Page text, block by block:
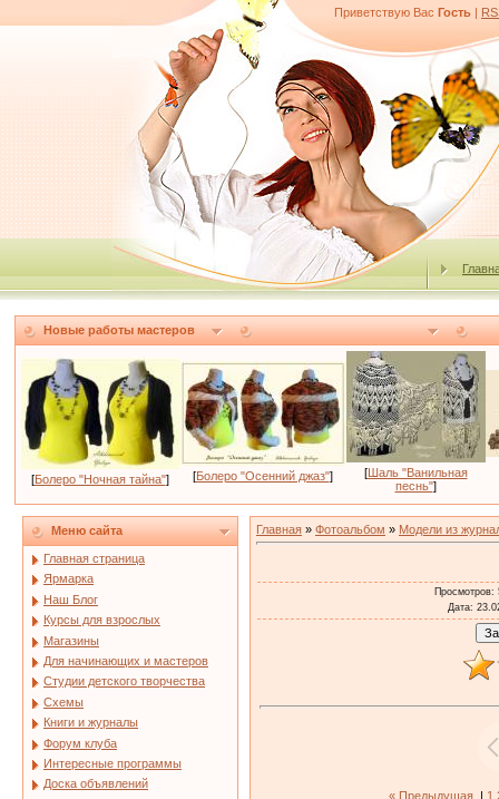
Приветствую Вас Гость |
Новые работы мастеров
[Болеро "Ночная тайна"] [Болеро "Осенний джаз"] [Шаль "Ванильная
песнь"]
Меню сайта
Главная страница
Ярмарка
Наш Блог
Курсы для взрослых
Магазины
Для начинающих и мастеров
Студии детского творчества
Схемы
Книги и журналы
Форум клуба
Интересные программы
Доска объявлений
Главная » Фотоальбом » Модели из
Просмотров:
Дата:
« Предыдущая| 1